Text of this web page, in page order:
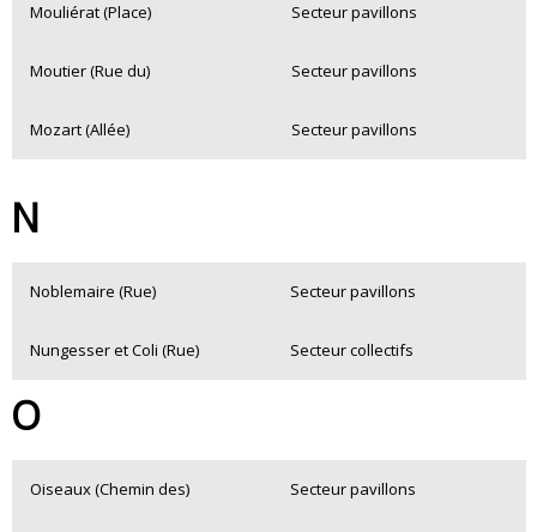
Mouliérat (Place) Secteur pavillons
Moutier (Rue du) Secteur pavillons
Mozart (Allée) Secteur pavillons
N
Noblemaire (Rue) Secteur pavillons
Nungesser et Coli (Rue) Secteur collectifs
O
Oiseaux (Chemin des) Secteur pavillons